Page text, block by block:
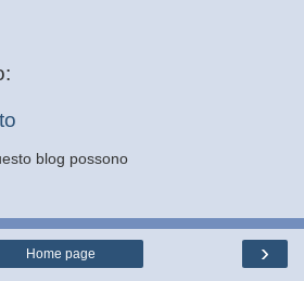
blog possono
›
Home page